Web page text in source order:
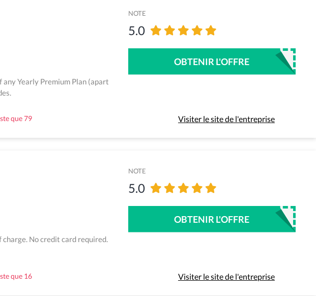
Yearly Premium Plan (apart
que 79
NOTE
5.0
OBTENIR L'OFFRE
Visiter le site de l'entreprise
No credit card required.
que 16
NOTE
5.0
OBTENIR L'OFFRE
Visiter le site de l'entreprise